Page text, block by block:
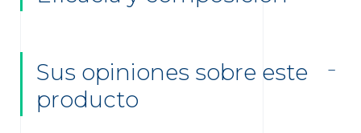
Sus opiniones sobre este
producto